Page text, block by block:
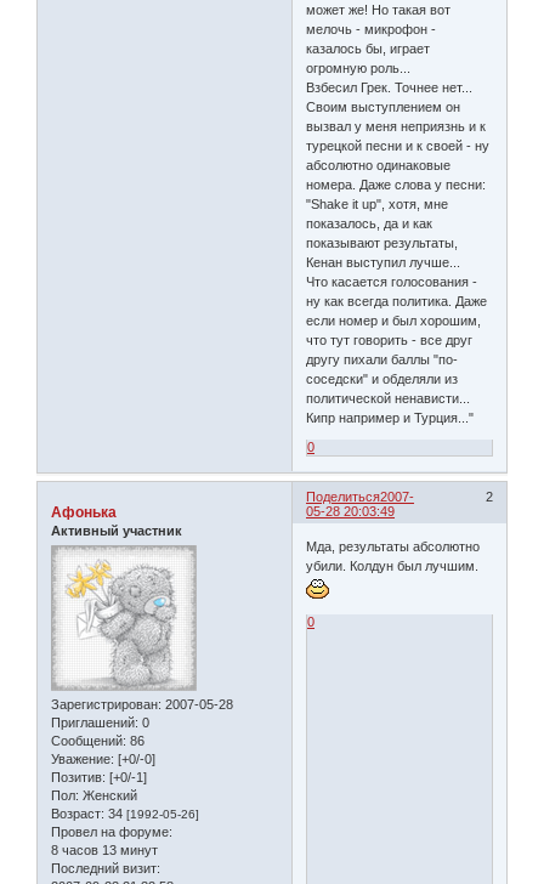
может же! Но такая вот
мелочь - микрофон -
казалось бы, играет
огромную роль...
Взбесил Грек. Точнее нет...
Своим выступлением он
вызвал у меня неприязнь и к
турецкой песни и к своей - ну
абсолютно одинаковые
номера. Даже слова у песни:
"Shake it up", хотя, мне
показалось, да и как
показывают результаты,
Кенан выступил лучше...
Что касается голосования -
ну как всегда политика. Даже
если номер и был хорошим,
что тут говорить - все друг
другу пихали баллы "по-
соседски" и обделяли из
политической ненависти...
Кипр например и Турция..."
0
Поделиться 2
2007-
05-28 20:03:49
Афонька
Активный участник
Зарегистрирован: 2007-05-28
Приглашений: 0
Сообщений: 86
Уважение: [+0/-0]
Позитив: [+0/-1]
Пол: Женский
Возраст: 34 [1992-05-26]
Провел на форуме:
8 часов 13 минут
Последний визит:
Мда, результаты абсолютно
убили. Колдун был лучшим.
0